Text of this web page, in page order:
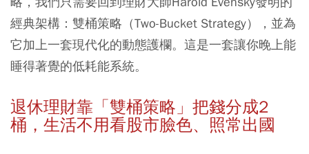
經典架構：雙桶策略（Two-Bucket Strategy），並為
它加上一套現代化的動態護欄。這是一套讓你晚上能
睡得著覺的低耗能系統。
退休理財靠「雙桶策略」把錢分成2
桶，生活不用看股市臉色、照常出國